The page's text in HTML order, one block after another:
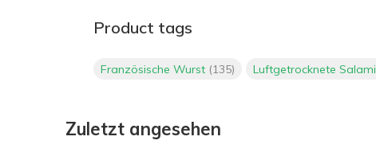
Product tags
Französische Wurst (135) Luftgetrocknete Salami
Zuletzt angesehen